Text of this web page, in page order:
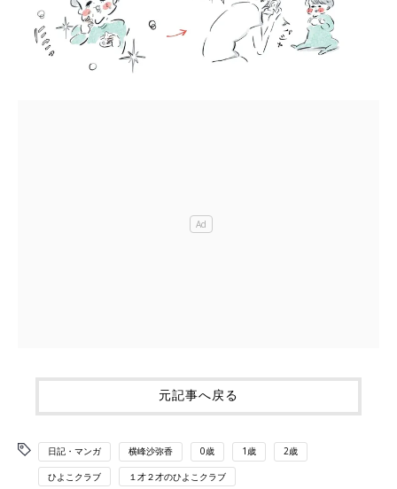
元記事へ戻る
日記・マンガ 横峰沙弥香 0歳 1歳 2歳
ひよこクラブ １才２才のひよこクラブ